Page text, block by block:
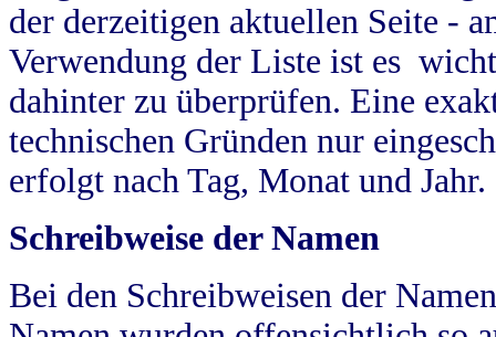
der derzeitigen aktuellen Seite -
Verwendung der Liste ist es
dahinter zu überprüfen. Eine
technischen Gründen nur
erfolgt nach Tag, Monat und Jahr.
Schreibweise der Namen
Bei den Schreibweisen der